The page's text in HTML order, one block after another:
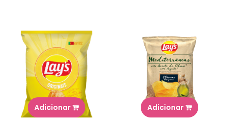
Adicionar Adicionar